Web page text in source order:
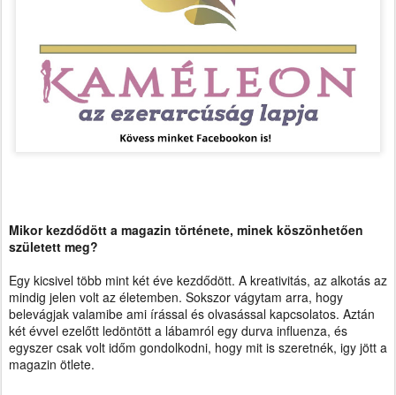
Mikor kezdődött a magazin története, minek köszönhetően
született meg?
Egy kicsivel több mint két éve kezdődött. A kreativitás, az alkotás az
mindig jelen volt az életemben. Sokszor vágytam arra, hogy
belevágjak valamibe ami írással és olvasással kapcsolatos. Aztán
két évvel ezelőtt ledöntött a lábamról egy durva influenza, és
egyszer csak volt időm gondolkodni, hogy mit is szeretnék, igy jött a
magazin ötlete.